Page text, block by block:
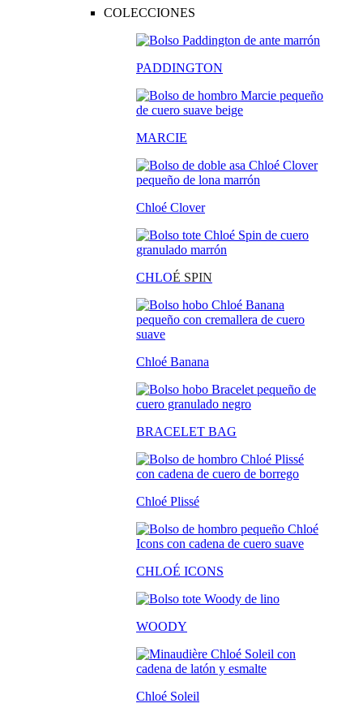
COLECCIONES
PADDINGTON
MARCIE
Chloé Clover
CHLOÉ SPIN
Chloé Banana
BRACELET BAG
Chloé Plissé
CHLOÉ ICONS
WOODY
Chloé Soleil